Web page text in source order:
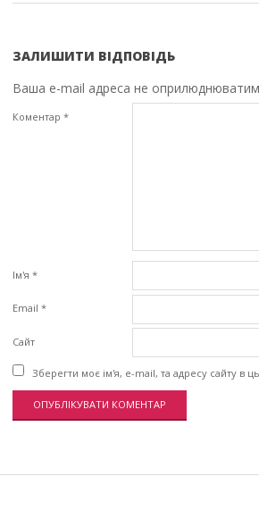
ЗАЛИШИТИ ВІДПОВІДЬ
Ваша e-mail адреса не
Коментар *
Ім'я *
Email *
Сайт
Зберегти моє ім'я, e-mail, та адресу сайту в